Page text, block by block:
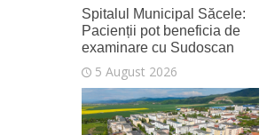
Spitalul Municipal Săcele:
Pacienții pot beneficia de
examinare cu Sudoscan
5 August 2026